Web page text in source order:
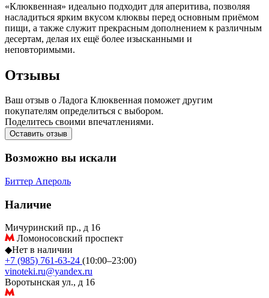
«Клюквенная» идеально подходит для аперитива, позволяя
насладиться ярким вкусом клюквы перед основным приёмом
пищи, а также служит прекрасным дополнением к различным
десертам, делая их ещё более изысканными и
неповторимыми.
Отзывы
Ваш отзыв о Ладога Клюквенная поможет другим
покупателям определиться с выбором.
Поделитесь своими впечатлениями.
Оставить отзыв
Возможно вы искали
Биттер Апероль
Наличие
Мичуринский пр., д 16
Ломоносовский проспект
◆Нет в наличии
+7 (985) 761-63-24 (10:00–23:00)
vinoteki.ru@yandex.ru
Воротынская ул., д 16